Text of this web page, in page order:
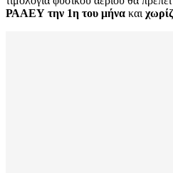
ΡΑΑΕΥ την 1η του μήνα και